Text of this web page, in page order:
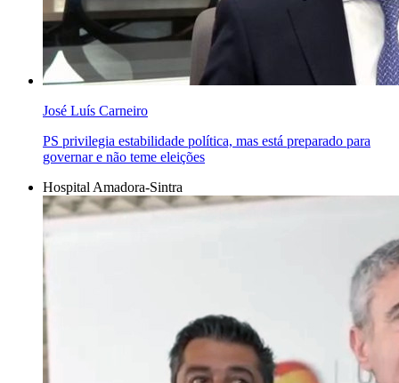
José Luís Carneiro
PS privilegia estabilidade política, mas está preparado para
governar e não teme eleições
Hospital Amadora-Sintra